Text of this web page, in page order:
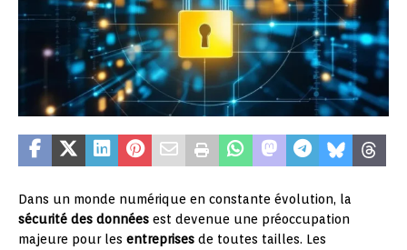
Dans un monde numérique en constante évolution, la
sécurité des données est devenue une préoccupation
majeure pour les entreprises de toutes tailles. Les